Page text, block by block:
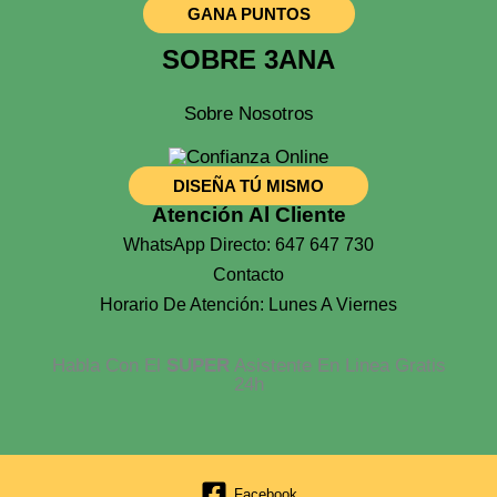
GANA PUNTOS
SOBRE 3ANA
Sobre Nosotros
DISEÑA TÚ MISMO
Atención Al Cliente
WhatsApp Directo: 647 647 730
Contacto
Horario De Atención: Lunes A Viernes
Habla Con El SUPERAsistente En Linea Gratis
24h